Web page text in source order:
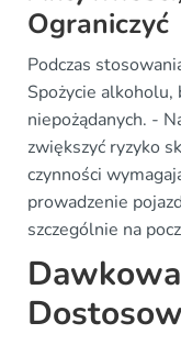
Ograniczyć
Podczas
Spożycie alkoholu,
niepożądanych. -
zwiększyć ryzyko
czynności
prowadzenie
szczególnie na